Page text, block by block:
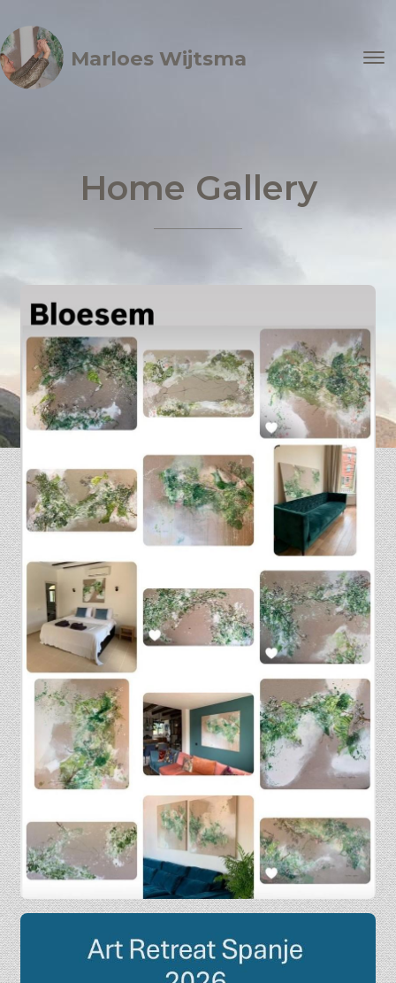
Marloes Wijtsma
Home Gallery